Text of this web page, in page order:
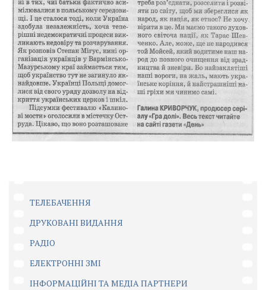
ТЕЛЕБАЧЕННЯ
ДРУКОВАНІ ВИДАННЯ
РАДІО
ЕЛЕКТРОННІ ЗМІ
ІНФОРМАЦІЙНІ ТА МЕДІА ПАРТНЕРИ